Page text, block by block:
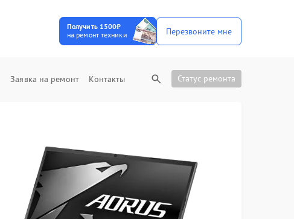
Получить 1500₽
на ремонт техники
Перезвоните мне
Заявка на ремонт Контакты Статус ремонта